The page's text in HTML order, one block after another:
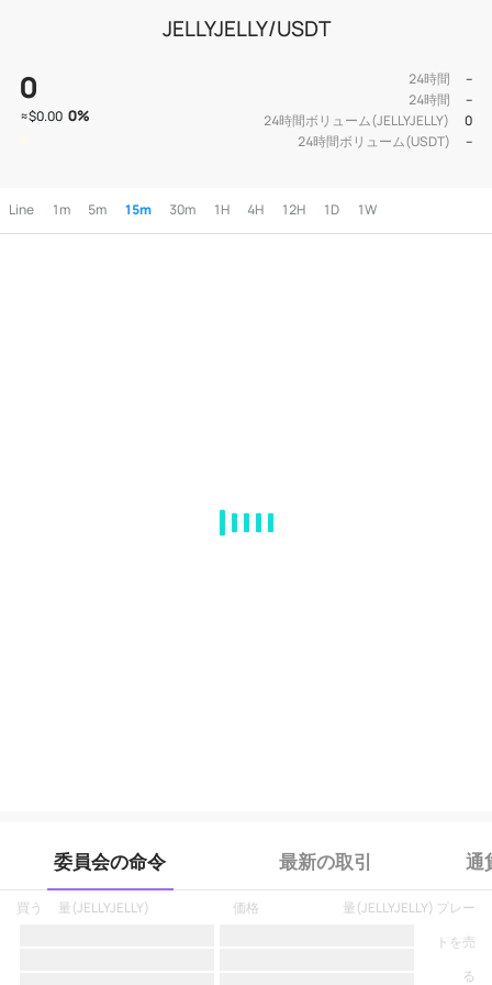
JELLYJELLY/USDT
0
≈$0.00 0%
24時間
--
24時間
--
24時間ボリューム(JELLYJELLY)
0
24時間ボリューム(USDT)
--
Line 1m 5m 15m 30m 1H 4H 12H 1D 1W
委員会の命令 最新の取引 通
買う 量(JELLYJELLY) 価格
プレー
トを売
る
量(JELLYJELLY)